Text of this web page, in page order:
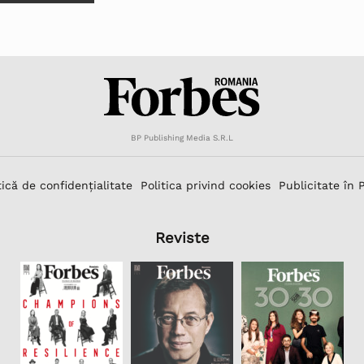
BP Publishing Media S.R.L
de confidențialitate Politica privind cookies Publicitate în
Reviste